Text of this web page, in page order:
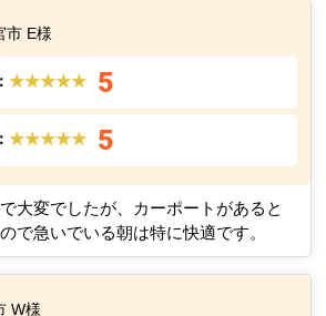
市 E様
★★★★★ 5
★★★★★ 5
大変でしたが、カーポートがあると
で急いでいる朝は特に快適です。
W様